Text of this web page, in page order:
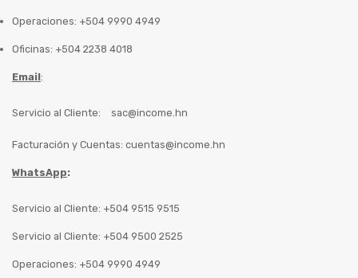
Operaciones: +504 9990 4949
Oficinas: +504 2238 4018
Email:
Servicio al Cliente: sac@income.hn
Facturación y Cuentas: cuentas@income.hn
WhatsApp:
Servicio al Cliente: +504 9515 9515
Servicio al Cliente: +504 9500 2525
Operaciones: +504 9990 4949